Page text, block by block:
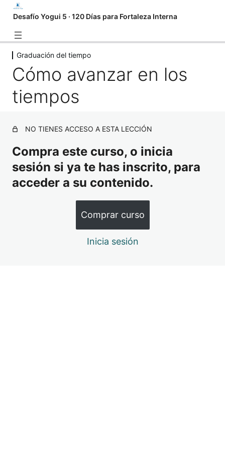
Desafío Yogui 5 · 120 Días para Fortaleza Interna
Introducción
5 lecciones
Preparación especial para este
desafío
Graduación del tiempo
Selecciona tu tiempo
Cómo avanzar en los tiempos
Serie de Yoga y Meditación
Completar curso y evaluación
Graduación del tiempo
Cómo avanzar en los
tiempos
NO TIENES ACCESO A ESTA LECCIÓN
Compra este curso, o inicia
sesión si ya te has inscrito, para
acceder a su contenido.
Comprar curso
Inicia sesión